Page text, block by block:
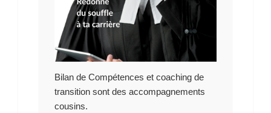
Bilan de Compétences et coaching de
transition sont des accompagnements
cousins.